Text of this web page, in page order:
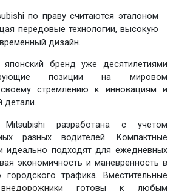
по праву считаются эталоном
передовые технологии, высокую
дизайн.
японский бренд уже десятилетиями
позиции на мировом
стремлению к инновациям и
детали.
разработана с учетом
разных водителей. Компактные
идеально подходят для ежедневных
экономичность и маневренность в
городского трафика. Вместительные
готовы к любым